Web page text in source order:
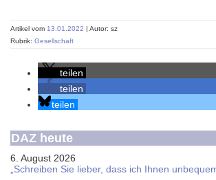
Artikel vom 13.01.2022 | Autor: sz
Rubrik: Gesellschaft
teilen
teilen
teilen
DAZ heute
6. August 2026
„Schreiben Sie lieber, dass ich Ihnen